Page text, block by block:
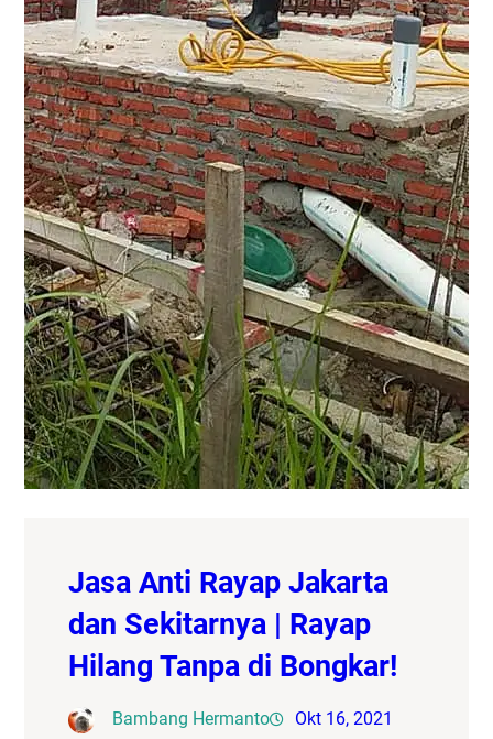
Jasa Anti Rayap Jakarta
dan Sekitarnya | Rayap
Hilang Tanpa di Bongkar!
Bambang Hermanto Okt 16, 2021